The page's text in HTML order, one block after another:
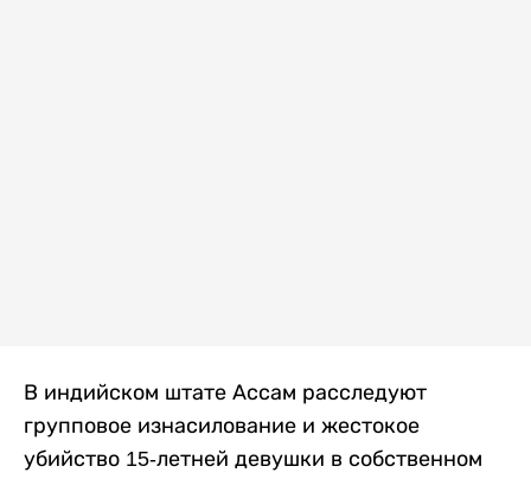
В индийском штате Ассам расследуют
групповое изнасилование и жестокое
убийство 15-летней девушки в собственном